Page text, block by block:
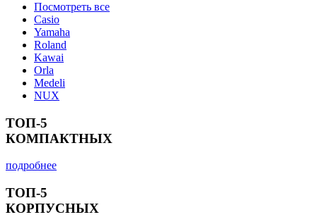
Посмотреть все
Casio
Yamaha
Roland
Kawai
Orla
Medeli
NUX
ТОП-5
КОМПАКТНЫХ
подробнее
ТОП-5
КОРПУСНЫХ